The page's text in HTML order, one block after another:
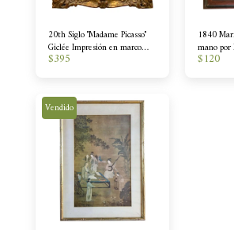
20th Siglo "Madame Picasso"
Giclée Impresión en marco
antiguo
$395
1840
mano
$120
Vendido